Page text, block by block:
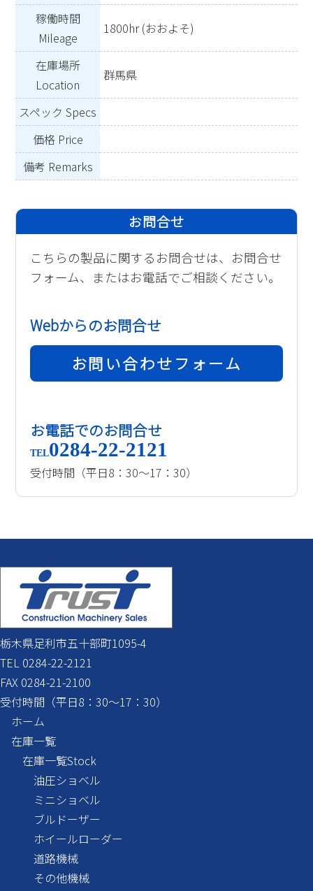
稼働時間
Mileage
1800hr (おおよそ)
在庫場所
Location
群馬県
スペック Specs
価格 Price
備考 Remarks
お問合せ
こちらの製品に関するお問合せは、お問合せ
フォーム、またはお電話でご相談ください。
Webからのお問合せ
お問い合わせフォーム
お電話でのお問合せ
TEL0284-22-2121
受付時間（平日8：30～17：30）
栃木県足利市五十部町1095-4
TEL 0284-22-2121
FAX 0284-21-2100
受付時間（平日8：30～17：30）
ホーム
在庫一覧
在庫一覧Stock
油圧ショベル
ミニショベル
ブルドーザー
ホイールローダー
道路機械
その他機械